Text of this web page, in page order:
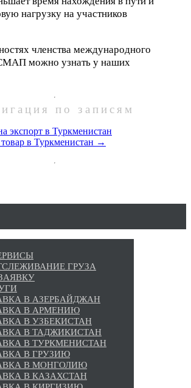
нагрузку на участников
членства международного
можно узнать у наших
по записям
экспорт в Туркменистан
в Туркменистан →
ГРУЗА
В АЗЕРБАЙДЖАН
В АРМЕНИЮ
В УЗБЕКИСТАН
В ТАДЖИКИСТАН
В ТУРКМЕНИСТАН
В ГРУЗИЮ
В МОНГОЛИЮ
В КАЗАХСТАН